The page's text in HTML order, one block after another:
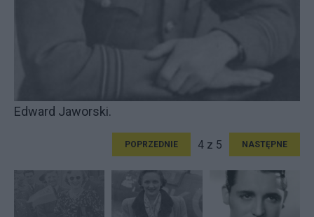
Edward Jaworski.
POPRZEDNIE 4 z 5 NASTĘPNE